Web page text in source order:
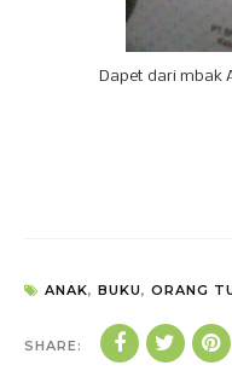
Dapet dari mbak
ANAK, BUKU, ORANG
SHARE: